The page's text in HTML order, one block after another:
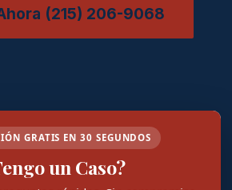
(215) 206-9068
GRATIS EN 30 SEGUNDOS
un Caso?